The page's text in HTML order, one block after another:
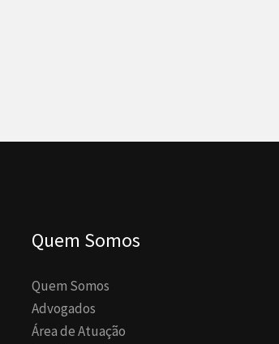
Quem Somos
Quem Somos
Advogados
Área de Atuação